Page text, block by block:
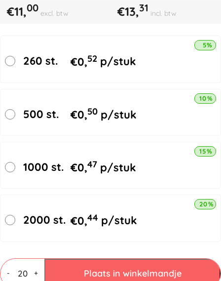
€11,00 excl. btw €13,31 incl. btw
260 st. €0,52 p/stuk
5%
500 st. €0,50 p/stuk
10%
1000 st. €0,47 p/stuk
15%
2000 st. €0,44 p/stuk
20%
-
Brievenbusdozen
A4+
+ Plaats in winkelmandje